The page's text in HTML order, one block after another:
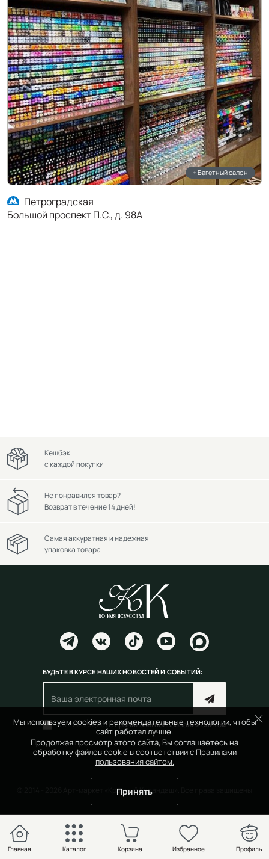
+ Багетный салон
Петроградская
Большой проспект П.С., д. 98А
Мы используем cookies и рекомендательные технологии, чтобы
сайт работал лучше.
Продолжая просмотр этого сайта, Вы соглашаетесь на
обработку файлов cookie в соответствии с Правилами
пользования сайтом.
Принять
Кешбэк
с каждой покупки
Не понравился товар?
Возврат в течение 14 дней!
Самая аккуратная и надежная
упаковка товара
БУДЬТЕ В КУРСЕ НАШИХ НОВОСТЕЙ И СОБЫТИЙ:
Согласен(на) справилами пользования сайтом
© 2014 - 2026 Арт-маркет «Красный Карандаш». Все права защищены
Главная Каталог Избранное Профиль
Корзина